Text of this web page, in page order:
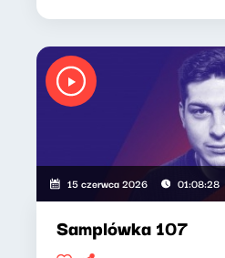
15 czerwca 2026 01:08:28
Samplówka 107